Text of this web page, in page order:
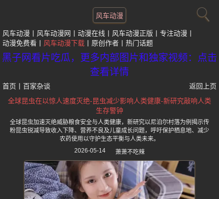
风车动漫
风车动漫 风车动漫网 动漫在线 风车动漫正版
专注动漫
动漫免费看
风车动漫下载 原创作者 热门话题
黑子网看片吃瓜，更多内部图片和独家视频：点击
查看详情
首页 百家杂谈
返回上页
全球昆虫在以惊人速度灭绝-昆虫减少影响人类健康-新研究敲响人类
生存警钟
全球昆虫加速灭绝威胁粮食安全与人类健康，新研究以尼泊尔村落为例揭示传
粉昆虫锐减导致收入下降、营养不良及儿童成长问题，呼吁保护栖息地、减少
农药使用以守护生态平衡与人类未来。
2026-05-14
萧萧不吃辣